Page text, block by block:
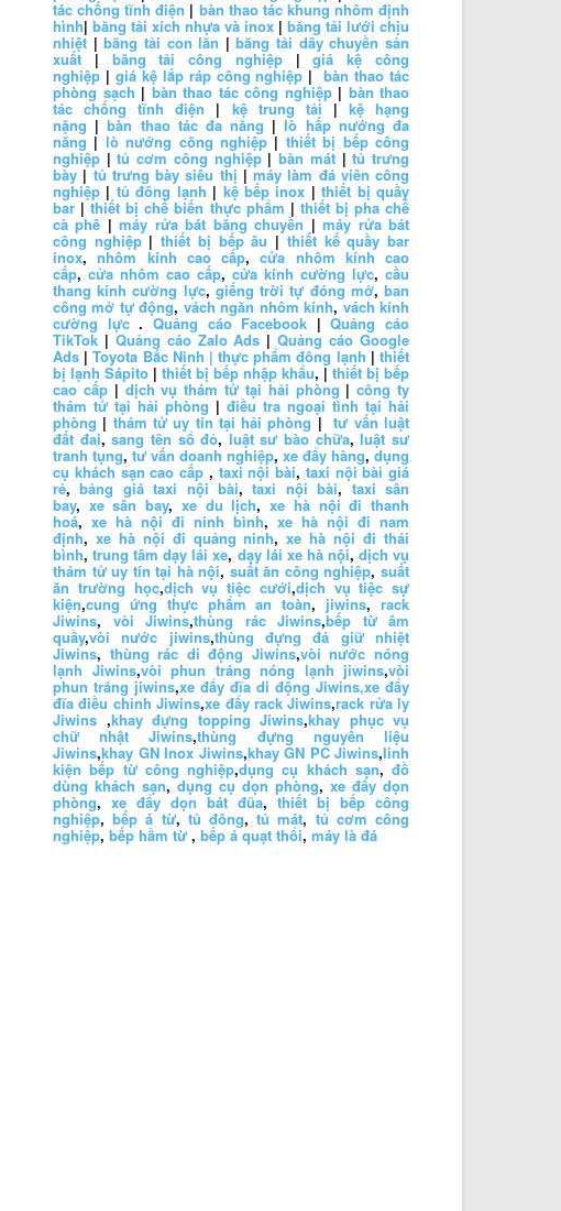
tác chống tĩnh điện | bàn thao tác khung nhôm định
hình| băng tải xích nhựa và inox | băng tải lưới chịu
nhiệt |băng tải con lăn |băng tải dây chuyền sản
xuất | băng tải công nghiệp|giá kệ công
nghiệp | giá kệ lắp ráp công nghiệp |bàn thao tác
phòng sạch | bàn thao tác công nghiệp| bàn thao
tác chống tĩnh điện | kệ trung tải| kệ hạng
nặng |bàn thao tác đa năng |lò hấp nướng đa
năng | lò nướng công nghiệp | thiết bị bếp công
nghiệp |tủ cơm công nghiệp|bàn mát|tủ trưng
bày |tủ trưng bày siêu thị |máy làm đá viên công
nghiệp | tủ đông lạnh | kệ bếp inox |thiết bị quầy
bar |thiết bị chế biến thực phẩm | thiết bị pha chế
cà phê |máy rửa bát băng chuyền |máy rửa bát
công nghiệp|thiết bị bếp âu |thiết kế quầy bar
inox,nhôm kính cao cấp,cửa nhôm kính cao
cấp, cửa nhôm cao cấp, cửa kính cường lực, cầu
thang kính cường lực,giếng trời tự đóng mở,ban
công mở tự động, vách ngăn nhôm kính,vách kính
cường lực.Quảng cáo Facebook |Quảng cáo
TikTok | Quảng cáo Zalo Ads |Quảng cáo Google
Ads |Toyota Bắc Ninh | thực phẩm đông lạnh |thiết
bị lạnh Sápito | thiết bị bếp nhập khẩu, |thiết bị bếp
cao cấp|dịch vụ thám tử tại hải phòng |công ty
thám tử tại hải phòng | điều tra ngoại tình tại hải
phòng | thám tử uy tín tại hải phòng |tư vấn luật
đất đai,sang tên sổ đỏ,luật sư bào chữa,luật sư
tranh tụng, tư vấn doanh nghiệp, xe đẩy hàng, dụng
cụ khách sạn cao cấp , taxi nội bài, taxi nội bài giá
rẻ,bảng giá taxi nội bài,taxi nội bài,taxi sân
bay, xe sân bay, xe du lịch,xe hà nội đi thanh
hoá, xe hà nội đi ninh bình, xe hà nội đi nam
định, xe hà nội đi quảng ninh,xe hà nội đi thái
bình,trung tâm dạy lái xe,dạy lái xe hà nội, dịch vụ
thám tử uy tín tại hà nội, suất ăn công nghiệp,suất
ăn trường học,dịch vụ tiệc cưới,dịch vụ tiệc sự
kiện,cung ứng thực phẩm an toàn, jiwins,rack
Jiwins,vòi Jiwins,thùng rác Jiwins,bếp từ âm
quầy,vòi nước jiwins,thùng đựng đá giữ nhiệt
Jiwins, thùng rác di động Jiwins,vòi nước nóng
lạnh Jiwins,vòi phun tráng nóng lạnh jiwins,vòi
phun tráng jiwins,xe đẩy đĩa di động Jiwins,xe đẩy
đĩa điều chỉnh Jiwins,xe đẩy rack Jiwins,rack rửa ly
Jiwins ,khay đựng topping Jiwins,khay phục vụ
chữ nhật Jiwins,thùng đựng nguyên liệu
Jiwins,khay GN Inox Jiwins,khay GN PC Jiwins,linh
kiện bếp từ công nghiệp,dụng cụ khách sạn, đồ
dùng khách sạn,dụng cụ dọn phòng, xe đẩy dọn
phòng, xe đẩy dọn bát đũa,thiết bị bếp công
nghiệp,bếp á từ,tủ đông,tủ mát, tủ cơm công
nghiệp, bếp hầm từ , bếp á quạt thổi, máy là đá